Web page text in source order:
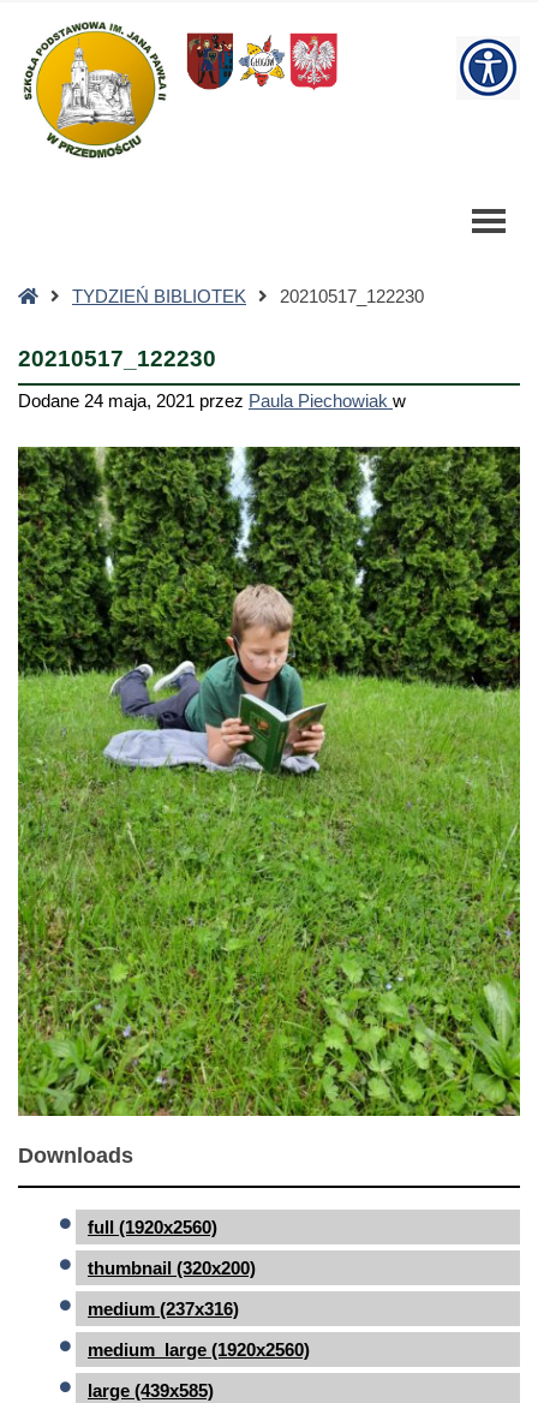
Szkoła
Podstawowa
StronaTYDZIEŃ BIBLIOTEK 20210517_122230
20210517_122230
Dodane 24 maja, 2021 przez Paula Piechowiak w
Downloads
full (1920x2560)
thumbnail (320x200)
medium (237x316)
medium_large (1920x2560)
large (439x585)